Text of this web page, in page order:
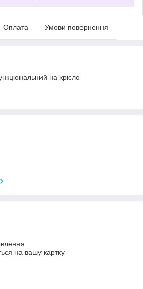
Оплата Умови повернення
на крісло
на вашу картку